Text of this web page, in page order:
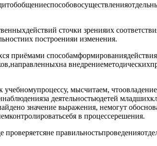
сточки зренияих
построенияи изменения.
приёмами
мысчитаем,
деятельностьюдетей
значение выражения, немогут
в процессерешения.
проверяетсяне